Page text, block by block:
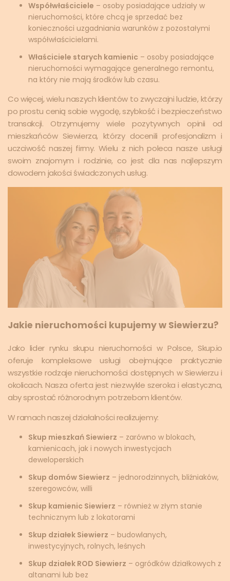
Współwłaściciele – osoby posiadające udziały w
nieruchomości, które chcą je sprzedać bez
konieczności uzgadniania warunków z pozostałymi
współwłaścicielami.
Właściciele starych kamienic – osoby posiadające
nieruchomości wymagające generalnego remontu,
na który nie mają środków lub czasu.
Co więcej, wielu naszych klientów to zwyczajni ludzie, którzy
po prostu cenią sobie wygodę, szybkość i bezpieczeństwo
transakcji. Otrzymujemy wiele pozytywnych opinii od
mieszkańców Siewierza, którzy docenili profesjonalizm i
uczciwość naszej firmy. Wielu z nich poleca nasze usługi
swoim znajomym i rodzinie, co jest dla nas najlepszym
dowodem jakości świadczonych usług.
Jakie nieruchomości kupujemy w Siewierzu?
Jako lider rynku skupu nieruchomości w Polsce, Skup.io
oferuje kompleksowe usługi obejmujące praktycznie
wszystkie rodzaje nieruchomości dostępnych w Siewierzu i
okolicach. Nasza oferta jest niezwykle szeroka i elastyczna,
aby sprostać różnorodnym potrzebom klientów.
W ramach naszej działalności realizujemy:
Skup mieszkań Siewierz – zarówno w blokach,
kamienicach, jak i nowych inwestycjach
deweloperskich
Skup domów Siewierz – jednorodzinnych, bliźniaków,
szeregowców, willi
Skup kamienic Siewierz – również w złym stanie
technicznym lub z lokatorami
Skup działek Siewierz – budowlanych,
inwestycyjnych, rolnych, leśnych
Skup działek ROD Siewierz – ogródków działkowych z
altanami lub bez